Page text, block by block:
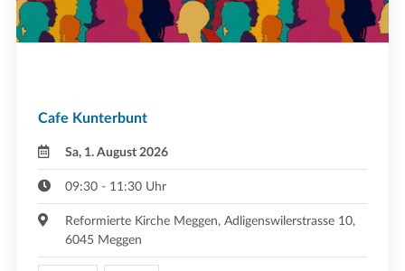
Cafe Kunterbunt
Sa, 1. August 2026
09:30 - 11:30 Uhr
Reformierte Kirche Meggen, Adligenswilerstrasse 10,
6045 Meggen